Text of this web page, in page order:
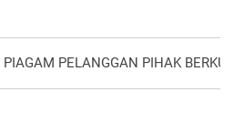
PELANGGAN PIHAK